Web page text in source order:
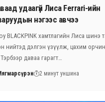
удаагүй Лиса Ferrari-ийн
нэгээс авчээ
BLACKPINK хамтлагийн Лиса шинэ
нийтэд дэлгэн үзүүлж, цахим
даваа гарагт…
2 минут уншина